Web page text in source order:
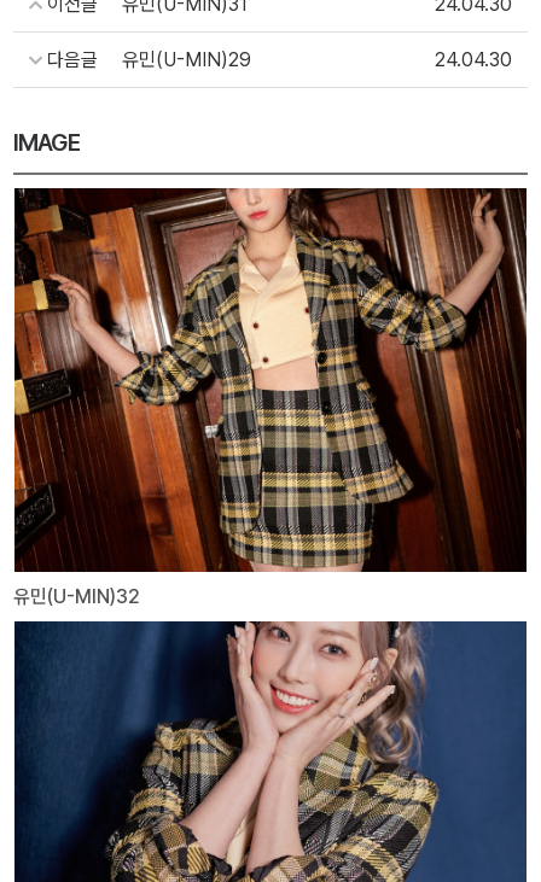
IMAGE
유민(U-MIN)32
이전글 유민(U-MIN)31 24.04.30
다음글 유민(U-MIN)29 24.04.30